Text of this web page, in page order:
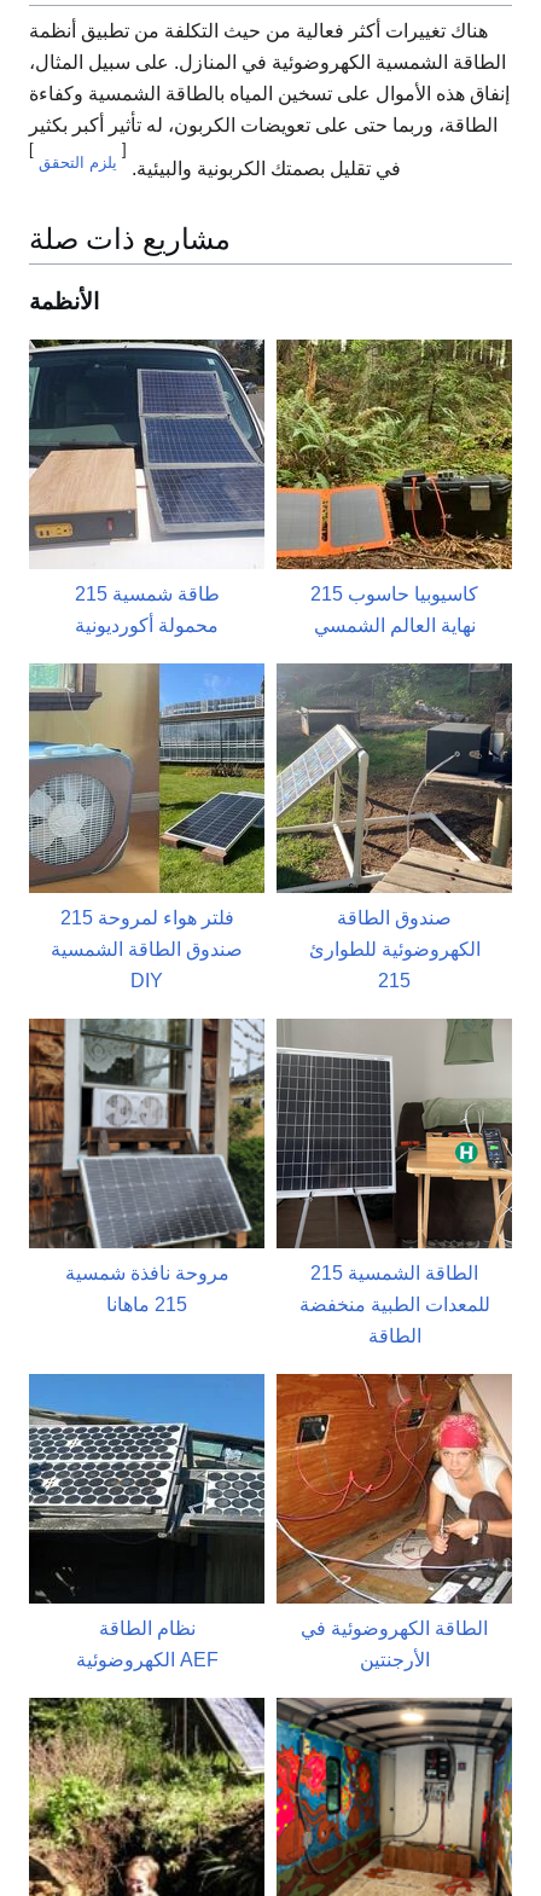
هناك تغييرات أكثر فعالية من حيث التكلفة من تطبيق أنظمة
الطاقة الشمسية الكهروضوئية في المنازل. على سبيل المثال،
إنفاق هذه الأموال على تسخين المياه بالطاقة الشمسية وكفاءة
الطاقة، وربما حتى على تعويضات الكربون، له تأثير أكبر بكثير
في تقليل بصمتك الكربونية والبيئية.
[
يلزم التحقق
]
مشاريع ذات صلة
الأنظمة
215 طاقة شمسية
محمولة أكورديونية
215 كاسيوبيا حاسوب
نهاية العالم الشمسي
215 فلتر هواء لمروحة
صندوق الطاقة الشمسية
DIY
صندوق الطاقة
الكهروضوئية للطوارئ
215
مروحة نافذة شمسية
215 ماهانا
215 الطاقة الشمسية
للمعدات الطبية منخفضة
الطاقة
نظام الطاقة
الكهروضوئية AEF
الطاقة الكهروضوئية في
الأرجنتين